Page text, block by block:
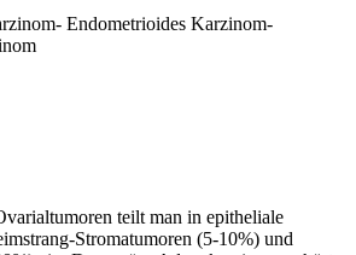
Endometrioides Karzinom-
teilt man in epitheliale
Stromatumoren (5-10%) und